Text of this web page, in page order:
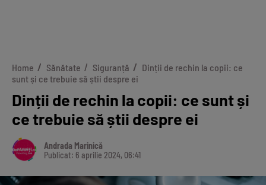
Home Sănătate Siguranță
Dinții de rechin la copii: ce
sunt și ce trebuie să știi despre ei
Dinții de rechin la copii: ce sunt și
ce trebuie să știi despre ei
Andrada Marinică
Publicat: 6 aprilie 2024, 06:41